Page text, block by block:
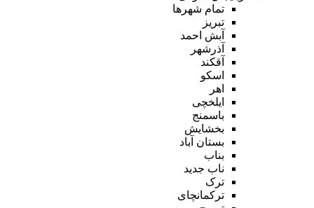
تمام شهر‌ها
تبریز
آبش احمد
آذرشهر
آقکند
اسکو
اهر
ایلخچی
باسمنج
بخشایش
بستان آباد
بناب
ناب جدید
ترک
ترکمانچای